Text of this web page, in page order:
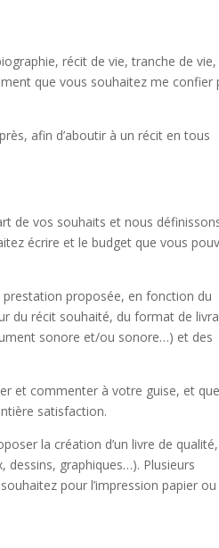
récit de vie, tranche de vie,
que vous souhaitez me confier
afin d’aboutir à un récit en tous
de vos souhaits et nous
écrire et le budget que vous
proposée, en fonction du
du récit souhaité, du format de
sonore et/ou sonore…) et des
et commenter à votre guise, et
satisfaction.
la création d’un livre de
dessins, graphiques…). Plusieurs
pour l’impression papier ou